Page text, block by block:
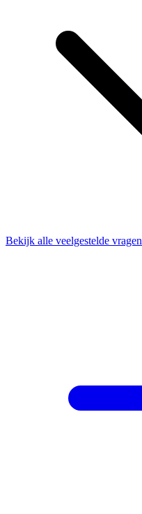
Bekijk alle veelgestelde vragen